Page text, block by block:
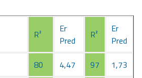
R²
Er
Pred
R²
Er
Pred
80 4,47 97
1,73